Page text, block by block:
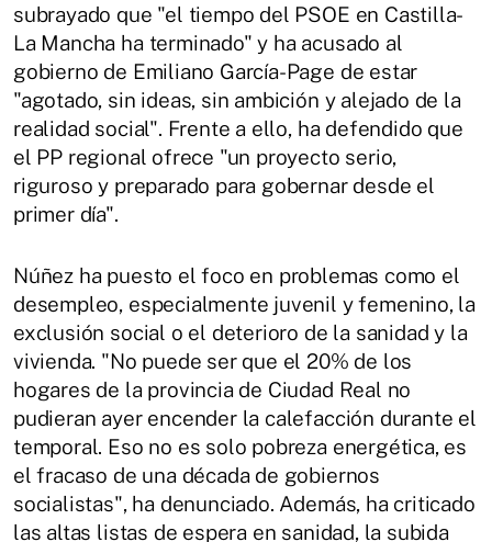
subrayado que "el tiempo del PSOE en Castilla-
La Mancha ha terminado" y ha acusado al
gobierno de Emiliano García-Page de estar
"agotado, sin ideas, sin ambición y alejado de la
realidad social". Frente a ello, ha defendido que
el PP regional ofrece "un proyecto serio,
riguroso y preparado para gobernar desde el
primer día".
Núñez ha puesto el foco en problemas como el
desempleo, especialmente juvenil y femenino, la
exclusión social o el deterioro de la sanidad y la
vivienda. "No puede ser que el 20% de los
hogares de la provincia de Ciudad Real no
pudieran ayer encender la calefacción durante el
temporal. Eso no es solo pobreza energética, es
el fracaso de una década de gobiernos
socialistas", ha denunciado. Además, ha criticado
las altas listas de espera en sanidad, la subida